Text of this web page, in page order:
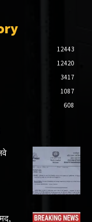
12443
12420
3417
1087
608